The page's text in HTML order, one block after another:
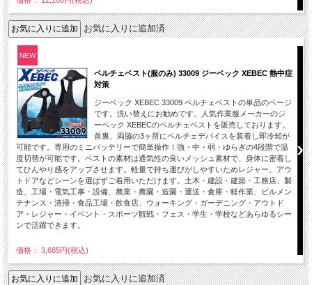
お気に入りに追加済
NEW
ペルチェベスト(服のみ) 33009 ジーベック XEBEC 熱中症
対策
ジーベック XEBEC 33009 ペルチェベストの単品のページ
です。洗い替えにお勧めです。人気作業服メーカーのジ
ーベック XEBECのペルチェベストを販売しております。
首裏、両脇の3ヶ所にペルチェデバイスを装着し即冷却が
可能です。専用のミニバッテリーで簡単操作！強・中・弱・ゆらぎの4段階で温
度切替が可能です。ベストの素材は通気性の良いメッシュ素材で、身体に密着し
てひんやり感をアップさせます。軽量で持ち運びがしやすいためレジャー、アウ
トドアなどシーンを選ばずご着用いただけます。土木・建設・建築・工務店、製
造、工場・電気工事・設備、農業・農園・造園・運送・倉庫・軽作業、ビルメン
テナンス・清掃・食品工場・飲食店、ウォーキング・ガーデニング・アウトド
ア・レジャー・イベント・スポーツ観戦・フェス・学生・学校などあらゆるシー
ンで活躍できます。
価格： 3,685円(税込)
お気に入りに追加済